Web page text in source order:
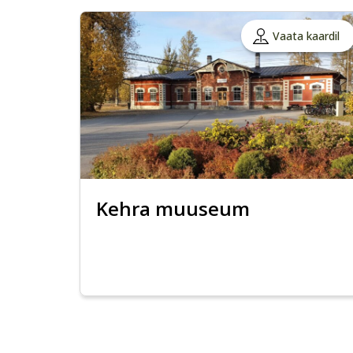
Vaata kaardil
Kehra muuseum